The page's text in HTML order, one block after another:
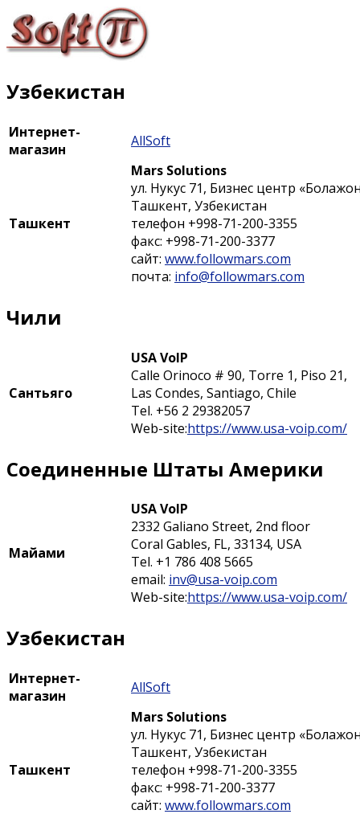
Узбекистан
Интернет-
магазин
AllSoft
Ташкент
Mars Solutions
ул. Нукус 71, Бизнес центр
Ташкент, Узбекистан
телефон +998-71-200-3355
факс: +998-71-200-3377
сайт: www.followmars.com
почта: info@followmars.com
Чили
Сантьяго
USA VoIP
Calle Orinoco # 90, Torre 1, Piso 21,
Las Condes, Santiago, Chile
Tel. +56 2 29382057
Web-site:https://www.usa-voip.com/
Соединенные Штаты Америки
Майами
USA VoIP
2332 Galiano Street, 2nd floor
Coral Gables, FL, 33134, USA
Tel. +1 786 408 5665
email: inv@usa-voip.com
Web-site:https://www.usa-voip.com/
Узбекистан
Интернет-
магазин
AllSoft
Ташкент
Mars Solutions
ул. Нукус 71, Бизнес центр
Ташкент, Узбекистан
телефон +998-71-200-3355
факс: +998-71-200-3377
сайт: www.followmars.com